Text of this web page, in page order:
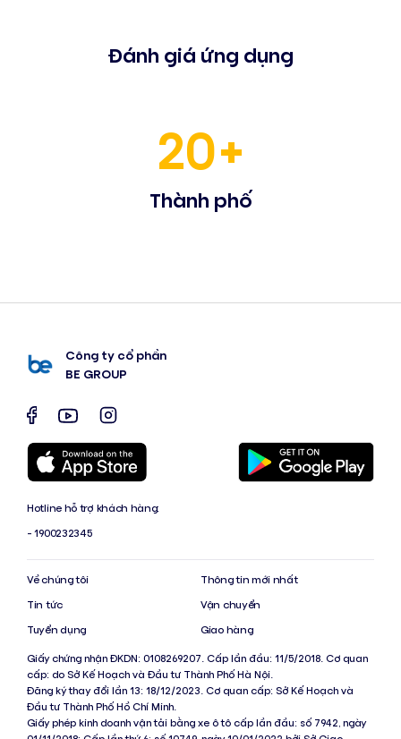
Đánh giá ứng dụng
20+
Thành phố
Công ty cổ phần
BE GROUP
Hotline hỗ trợ khách hàng:
- 1900232345
Về chúng tôi
Tin tức
Tuyển dụng
Thông tin mới nhất
Vận chuyển
Giao hàng
Giấy chứng nhận ĐKDN: 0108269207. Cấp lần đầu: 11/5/2018. Cơ quan
cấp: do Sở Kế Hoạch và Đầu tư Thành Phố Hà Nội.
Đăng ký thay đổi lần 13: 18/12/2023. Cơ quan cấp: Sở Kế Hoạch và
Đầu tư Thành Phố Hồ Chí Minh.
Giấy phép kinh doanh vận tải bằng xe ô tô cấp lần đầu: số 7942, ngày